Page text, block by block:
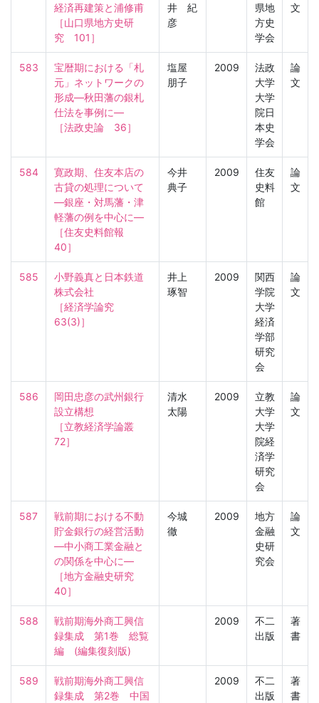
経済再建策と浦修甫
［山口県地方史研
究　101］
井 紀
彦
県地
方史
学会
文
583
宝暦期における「札
元」ネットワークの
形成―秋田藩の銀札
仕法を事例に―
［法政史論　36］
塩屋
朋子
2009
法政
大学
大学
院日
本史
学会
論
文
584
寛政期、住友本店の
古貸の処理について
―銀座・対馬藩・津
軽藩の例を中心に―
［住友史料館報
40］
今井
典子
2009
住友
史料
館
論
文
585
小野義真と日本鉄道
株式会社
［経済学論究
63(3)］
井上
琢智
2009
関西
学院
大学
経済
学部
研究
会
論
文
586
岡田忠彦の武州銀行
設立構想
［立教経済学論叢
72］
清水
太陽
2009
立教
大学
大学
院経
済学
研究
会
論
文
587
戦前期における不動
貯金銀行の経営活動
―中小商工業金融と
の関係を中心に―
［地方金融史研究
40］
今城
徹
2009
地方
金融
史研
究会
論
文
588
戦前期海外商工興信
録集成　第1巻　総覧
編　(編集復刻版)
2009
不二
出版
著
書
589
戦前期海外商工興信
録集成　第2巻　中国
2009
不二
出版
著
書